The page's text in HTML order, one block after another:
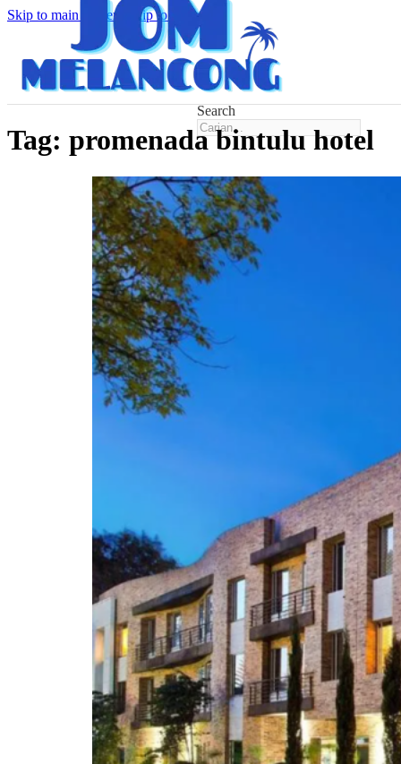
Skip to main content Skip to footer
Search
Tag: promenada bintulu hotel